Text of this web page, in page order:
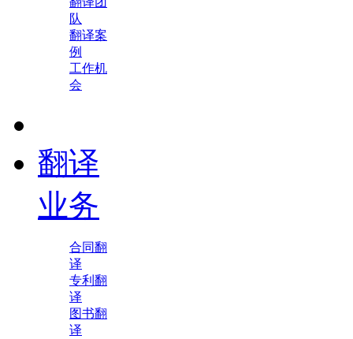
队
翻译案
例
工作机
会
翻译
业务
合同翻
译
专利翻
译
图书翻
译